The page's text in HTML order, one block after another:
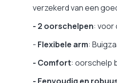
verzekerd van een
- 2 oorschelpen: voor
- Flexibele arm:
- Comfort: oorschelp